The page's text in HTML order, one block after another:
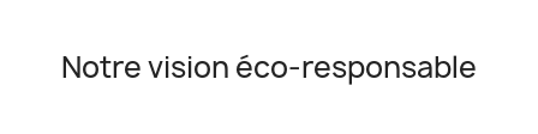
Notre vision éco-responsable